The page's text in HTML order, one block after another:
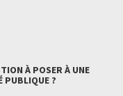
À POSER À UNE
PUBLIQUE ?